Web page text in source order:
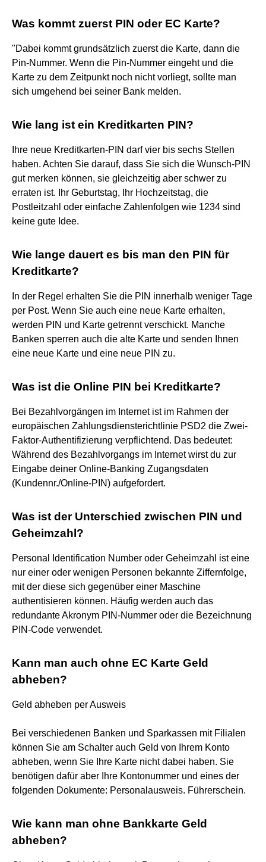
Was kommt zuerst PIN oder EC Karte?
"Dabei kommt grundsätzlich zuerst die Karte, dann die
Pin-Nummer. Wenn die Pin-Nummer eingeht und die
Karte zu dem Zeitpunkt noch nicht vorliegt, sollte man
sich umgehend bei seiner Bank melden.
Wie lang ist ein Kreditkarten PIN?
Ihre neue Kreditkarten-PIN darf vier bis sechs Stellen
haben. Achten Sie darauf, dass Sie sich die Wunsch-PIN
gut merken können, sie gleichzeitig aber schwer zu
erraten ist. Ihr Geburtstag, Ihr Hochzeitstag, die
Postleitzahl oder einfache Zahlenfolgen wie 1234 sind
keine gute Idee.
Wie lange dauert es bis man den PIN für
Kreditkarte?
In der Regel erhalten Sie die PIN innerhalb weniger Tage
per Post. Wenn Sie auch eine neue Karte erhalten,
werden PIN und Karte getrennt verschickt. Manche
Banken sperren auch die alte Karte und senden Ihnen
eine neue Karte und eine neue PIN zu.
Was ist die Online PIN bei Kreditkarte?
Bei Bezahlvorgängen im Internet ist im Rahmen der
europäischen Zahlungsdiensterichtlinie PSD2 die Zwei-
Faktor-Authentifizierung verpflichtend. Das bedeutet:
Während des Bezahlvorgangs im Internet wirst du zur
Eingabe deiner Online-Banking Zugangsdaten
(Kundennr./Online-PIN) aufgefordert.
Was ist der Unterschied zwischen PIN und
Geheimzahl?
Personal Identification Number oder Geheimzahl ist eine
nur einer oder wenigen Personen bekannte Ziffernfolge,
mit der diese sich gegenüber einer Maschine
authentisieren können. Häufig werden auch das
redundante Akronym PIN-Nummer oder die Bezeichnung
PIN-Code verwendet.
Kann man auch ohne EC Karte Geld
abheben?
Geld abheben per Ausweis
Bei verschiedenen Banken und Sparkassen mit Filialen
können Sie am Schalter auch Geld von Ihrem Konto
abheben, wenn Sie Ihre Karte nicht dabei haben. Sie
benötigen dafür aber Ihre Kontonummer und eines der
folgenden Dokumente: Personalausweis. Führerschein.
Wie kann man ohne Bankkarte Geld
abheben?